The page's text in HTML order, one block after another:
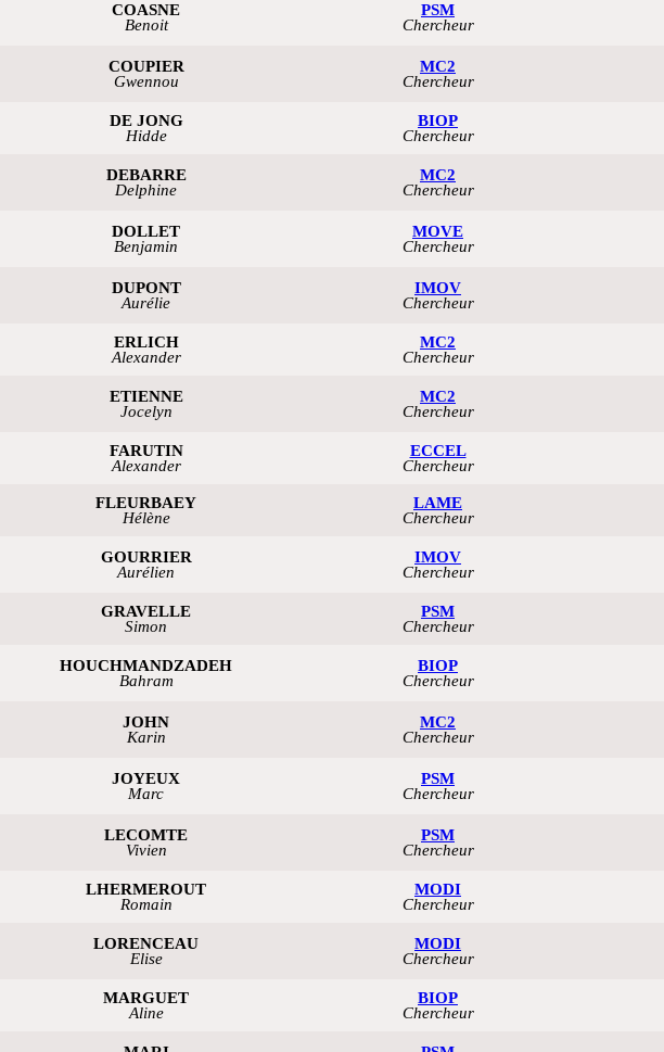
COASNE
Benoit
PSM
Chercheur
COUPIER
Gwennou
MC2
Chercheur
DE JONG
Hidde
BIOP
Chercheur
DEBARRE
Delphine
MC2
Chercheur
DOLLET
Benjamin
MOVE
Chercheur
DUPONT
Aurélie
IMOV
Chercheur
ERLICH
Alexander
MC2
Chercheur
ETIENNE
Jocelyn
MC2
Chercheur
FARUTIN
Alexander
ECCEL
Chercheur
FLEURBAEY
Hélène
LAME
Chercheur
GOURRIER
Aurélien
IMOV
Chercheur
GRAVELLE
Simon
PSM
Chercheur
HOUCHMANDZADEH
Bahram
BIOP
Chercheur
JOHN
Karin
MC2
Chercheur
JOYEUX
Marc
PSM
Chercheur
LECOMTE
Vivien
PSM
Chercheur
LHERMEROUT
Romain
MODI
Chercheur
LORENCEAU
Elise
MODI
Chercheur
MARGUET
Aline
BIOP
Chercheur